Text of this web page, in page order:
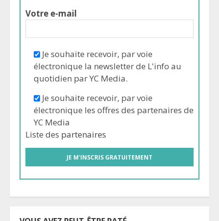
Votre e-mail
Je souhaite recevoir, par voie
électronique la newsletter de L'info au
quotidien par YC Media.
Je souhaite recevoir, par voie
électronique les offres des partenaires de
YC Media
Liste des partenaires